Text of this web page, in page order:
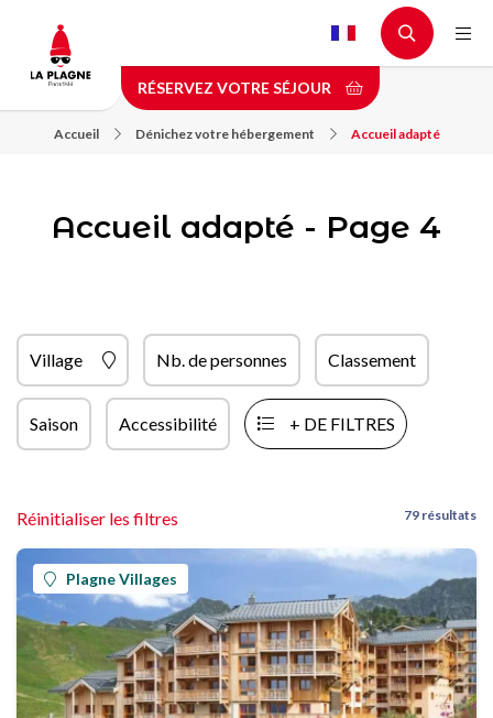
contenu
principal
RÉSERVEZ VOTRE SÉJOUR
Accueil Dénichez votre hébergement Accueil adapté
Accueil adapté - Page 4
Village Nb. de personnes Classement
Saison Accessibilité + DE FILTRES
Réinitialiser les filtres 79 résultats
Plagne Villages